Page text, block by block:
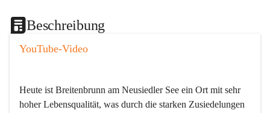
Beschreibung
YouTube-Video
Heute ist Breitenbrunn am Neusiedler See ein Ort mit sehr
hoher Lebensqualität, was durch die starken Zusiedelungen